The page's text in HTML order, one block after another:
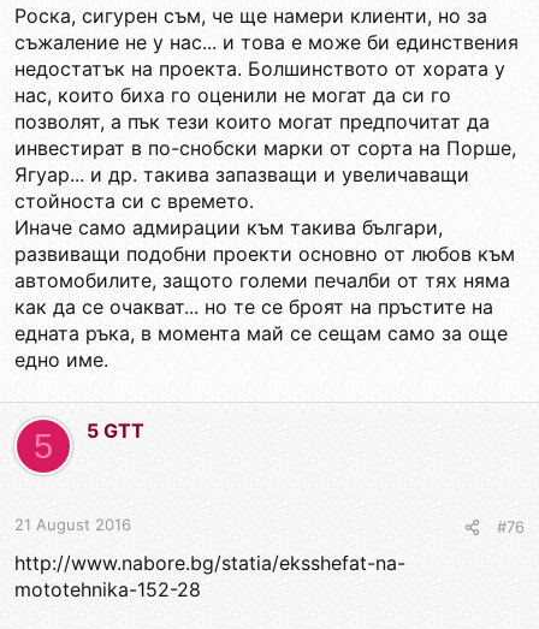
Роска, сигурен съм, че ще намери клиенти, но за
съжаление не у нас... и това е може би единствения
недостатък на проекта. Болшинството от хората у
нас, които биха го оценили не могат да си го
позволят, а пък тези които могат предпочитат да
инвестират в по-снобски марки от сорта на Порше,
Ягуар... и др. такива запазващи и увеличаващи
стойноста си с времето.
Иначе само адмирации към такива българи,
развиващи подобни проекти основно от любов към
автомобилите, защото големи печалби от тях няма
как да се очакват... но те се броят на пръстите на
едната ръка, в момента май се сещам само за още
едно име.
5 5 GTT
21 August 2016 #76
http://www.nabore.bg/statia/eksshefat-na-
mototehnika-152-28